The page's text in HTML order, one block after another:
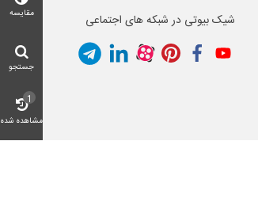
شیک بیوتی در شبکه های اجتماعی مقایسه
جستجو
مشاهده شده
1